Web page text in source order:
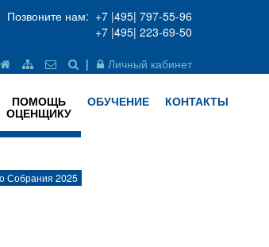
Позвоните нам: +7 |495| 797-55-96
+7 |495| 223-69-50
|
Личный кабинет
ПОМОЩЬ
ОЦЕНЩИКУ
ОБУЧЕНИЕ КОНТАКТЫ
Собрания 2025